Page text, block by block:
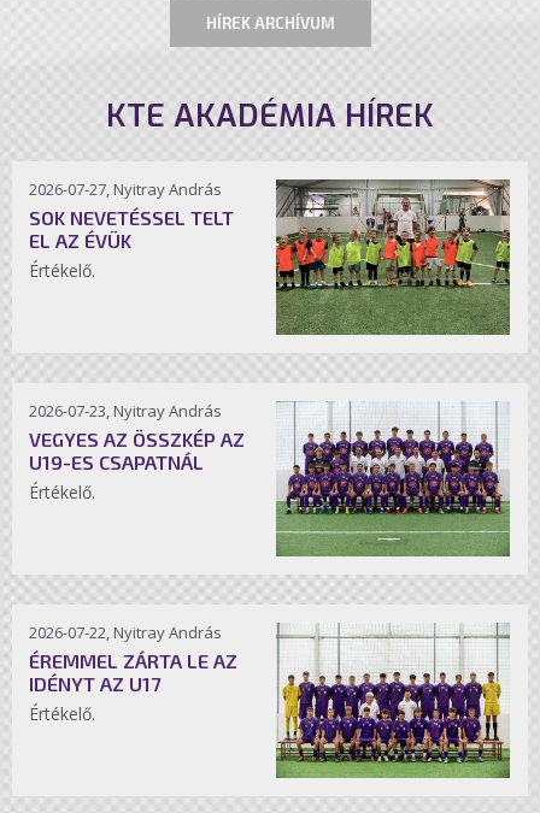
HÍREK ARCHÍVUM
KTE AKADÉMIA HÍREK
2026-07-27, Nyitray András
SOK NEVETÉSSEL TELT
EL AZ ÉVÜK
Értékelő.
2026-07-23, Nyitray András
VEGYES AZ ÖSSZKÉP AZ
U19-ES CSAPATNÁL
Értékelő.
2026-07-22, Nyitray András
ÉREMMEL ZÁRTA LE AZ
IDÉNYT AZ U17
Értékelő.